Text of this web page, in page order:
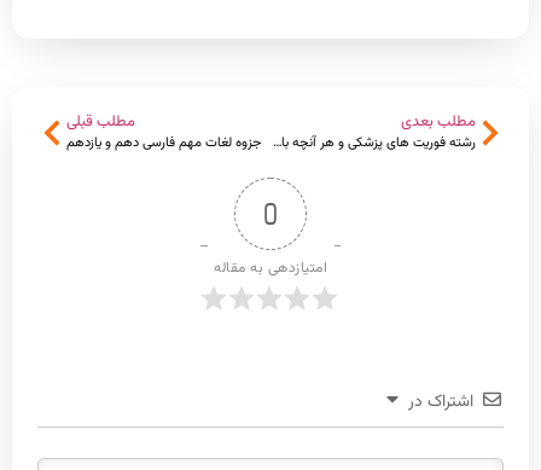
مطلب بعدی
رشته فوریت های پزشکی و هر آنچه باید بدانید
مطلب قبلی
جزوه لغات مهم فارسی دهم و یازدهم
0
امتیازدهی به مقاله
اشتراک در